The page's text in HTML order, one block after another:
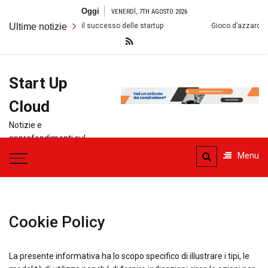
contenuto
Oggi VENERDÌ, 7TH AGOSTO 2026
Ultime notizie
tecnologica per il successo delle startup Gioco d’azzardo,
Start Up
Cloud
Notizie e
approfondimenti sul
mondo delle Startup
Menu
Cookie Policy
La presente informativa ha lo scopo specifico di illustrare i tipi, le